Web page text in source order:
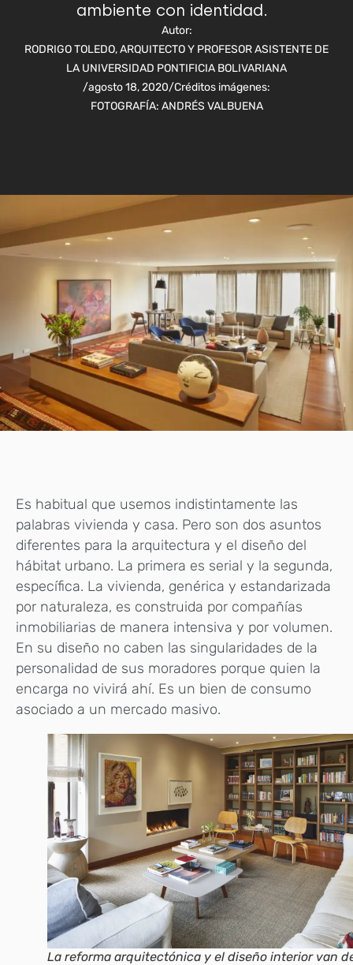
ambiente con identidad.
Autor:
RODRIGO TOLEDO, ARQUITECTO Y PROFESOR ASISTENTE DE
LA UNIVERSIDAD PONTIFICIA BOLIVARIANA
/agosto 18, 2020/Créditos imágenes:
FOTOGRAFÍA: ANDRÉS VALBUENA
Es habitual que usemos indistintamente las
palabras vivienda y casa. Pero son dos asuntos
diferentes para la arquitectura y el diseño del
hábitat urbano. La primera es serial y la segunda,
específica. La vivienda, genérica y estandarizada
por naturaleza, es construida por compañías
inmobiliarias de manera intensiva y por volumen.
En su diseño no caben las singularidades de la
personalidad de sus moradores porque quien la
encarga no vivirá ahí. Es un bien de consumo
asociado a un mercado masivo.
La reforma arquitectónica y el diseño interior van